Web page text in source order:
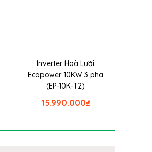
Inverter Hoà Lưới
Ecopower 10KW 3 pha
(EP-10K-T2)
₫
15.990.000